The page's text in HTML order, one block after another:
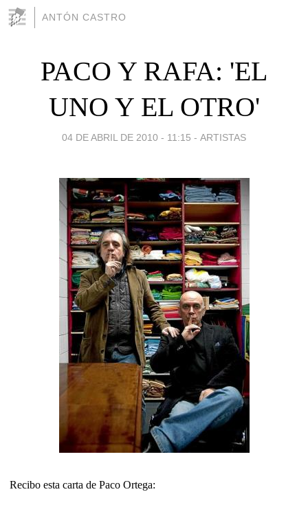
ANTÓN CASTRO
PACO Y RAFA: 'EL
UNO Y EL OTRO'
04 DE ABRIL DE 2010 - 11:15 - ARTISTAS
Recibo esta carta de Paco Ortega: